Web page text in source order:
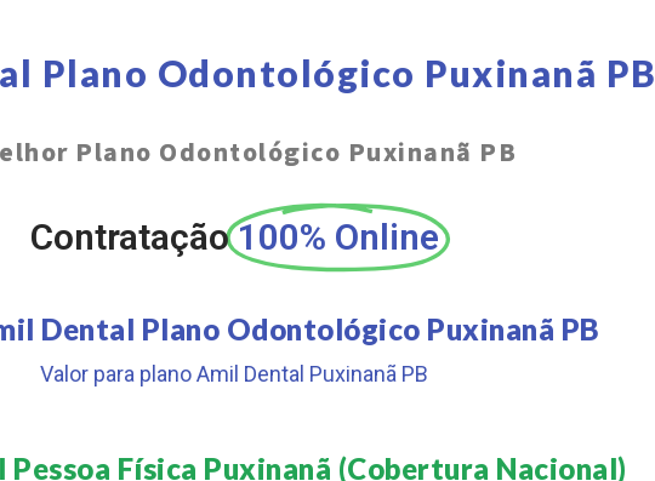
Plano Odontológico Puxinanã PB
Plano Odontológico Puxinanã PB
Contratação 100% Online
Dental Plano Odontológico Puxinanã PB
Valor para plano Amil Dental Puxinanã PB
Física Puxinanã (Cobertura Nacional)​